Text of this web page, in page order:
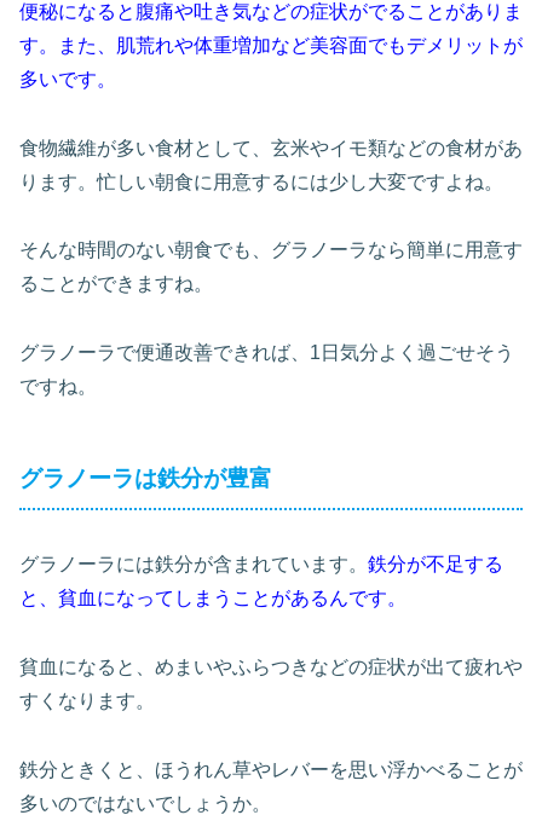
便秘になると腹痛や吐き気などの症状がでることがありま
す。また、肌荒れや体重増加など美容面でもデメリットが
多いです。
食物繊維が多い食材として、玄米やイモ類などの食材があ
ります。忙しい朝食に用意するには少し大変ですよね。
そんな時間のない朝食でも、グラノーラなら簡単に用意す
ることができますね。
グラノーラで便通改善できれば、1日気分よく過ごせそう
ですね。
グラノーラは鉄分が豊富
グラノーラには鉄分が含まれています。 鉄分が不足する
と、貧血になってしまうことがあるんです。
貧血になると、めまいやふらつきなどの症状が出て疲れや
すくなります。
鉄分ときくと、ほうれん草やレバーを思い浮かべることが
多いのではないでしょうか。